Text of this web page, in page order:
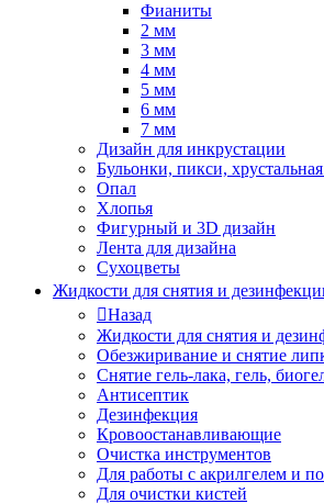
Фианиты
2 мм
3 мм
4 мм
5 мм
6 мм
7 мм
Дизайн для инкрустации
Бульонки, пикси,
Опал
Хлопья
Фигурный и 3D дизайн
Лента для дизайна
Сухоцветы
Жидкости для снятия и
Назад
Жидкости для снятия и
Обезжиривание и снятие
Снятие гель-лака, гель,
Антисептик
Дезинфекция
Кровоостанавливающие
Очистка инструментов
Для работы с акрилгелем и
Для очистки кистей